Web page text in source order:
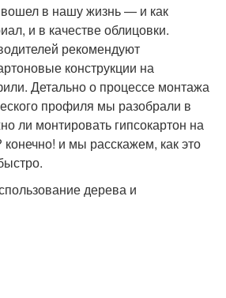
вошел в нашу жизнь — и как
и в качестве облицовки.
рекомендуют
конструкции на
Детально о процессе монтажа
профиля мы разобрали в
ли монтировать гипсокартон на
и мы расскажем, как это
дерева и